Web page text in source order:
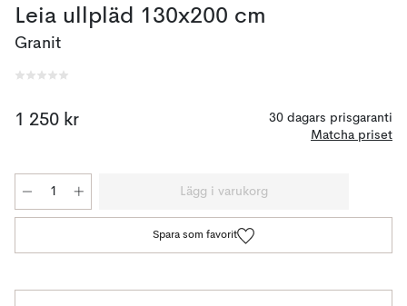
Leia ullpläd 130x200 cm
Granit
1 250 kr
30 dagars prisgaranti
Matcha priset
Lägg i varukorg
Spara som favorit